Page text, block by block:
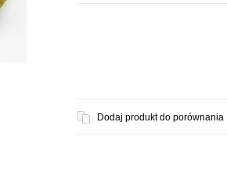
Dodaj produkt do porównania